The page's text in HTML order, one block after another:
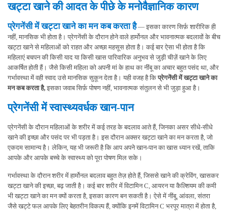
खट्टा खाने की आदत के पीछे के मनोवैज्ञानिक कारण
प्रेगनेंसी में खट्टा खाने का मन कब करता है — इसका कारण सिर्फ़ शारीरिक ही
नहीं, मानसिक भी होता है। प्रेगनेंसी के दौरान होने वाले हार्मोनल और भावनात्मक बदलावों के बीच
खट्टा खाने से महिलाओं को राहत और अच्छा महसूस होता है। कई बार ऐसा भी होता है कि
महिलाएं बचपन की किसी याद या किसी खास पारिवारिक अनुभव से जुड़ी चीज़ें खाने के लिए
आकर्षित होती हैं। जैसे किसी महिला को अपनी मां के हाथ का नींबू का अचार बहुत पसंद था, और
गर्भावस्था में वही स्वाद उसे मानसिक सुकून देता है। यही वजह है कि प्रेगनेंसी में खट्टा खाने का
मन कब करता है, इसका जवाब सिर्फ़ पोषण नहीं, भावनात्मक संतुलन से भी जुड़ा हुआ है।
प्रेगनेंसी में स्वास्थ्यवर्धक खान-पान
प्रेगनेंसी के दौरान महिलाओं के शरीर में कई तरह के बदलाव आते हैं, जिनका असर सीधे-सीधे
खाने की इच्छा और पसंद पर भी पड़ता है। इस दौरान अक्सर खट्टा खाने का मन करता है, जो
एकदम सामान्य है। लेकिन, यह भी जरूरी है कि आप अपने खान-पान का खास ध्यान रखें, ताकि
आपके और आपके बच्चे के स्वास्थ्य को पूरा पोषण मिल सके।
गर्भावस्था के दौरान शरीर में हार्मोनल बदलाव बहुत तेज़ होते हैं, जिससे खाने की क्रेविंग, खासकर
खट्टा खाने की इच्छा, बढ़ जाती है। कई बार शरीर में विटामिन C, आयरन या कैल्शियम की कमी
भी खट्टा खाने का मन क्यों करता है, इसका कारण बन सकती है। ऐसे में नींबू, आंवला, संतरा
जैसे खट्टे फल आपके लिए बेहतरीन विकल्प हैं, क्योंकि इनमें विटामिन C भरपूर मात्रा में होता है,